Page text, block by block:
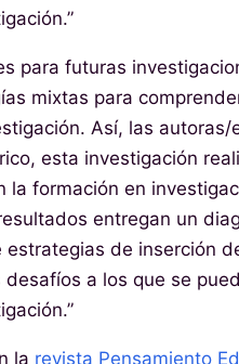
para futuras
mixtas para
Así, las
esta investigación
formación en
entregan un
de inserción
a los que se
la revista Pensamiento